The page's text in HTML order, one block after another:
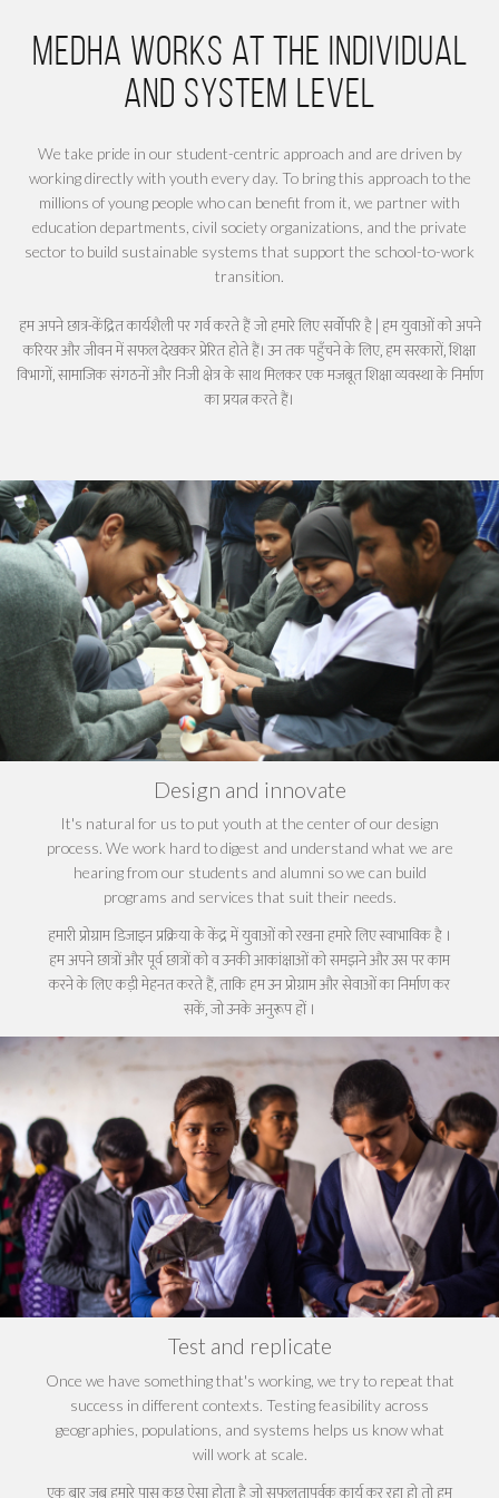
Medha works at the individual
and system level
We take pride in our student-centric approach and are driven by
working directly with youth every day. To bring this approach to the
millions of young people who can benefit from it, we partner with
education departments, civil society organizations, and the private
sector to build sustainable systems that support the school-to-work
transition.
हम अपने छात्र-केंद्रित कार्यशैली पर गर्व करते हैं जो हमारे लिए सर्वोपरि है | हम युवाओं को अपने
करियर और जीवन में सफल देखकर प्रेरित होते हैं। उन तक पहुँचने के लिए, हम सरकारों, शिक्षा
विभागों, सामाजिक संगठनों और निजी क्षेत्र के साथ मिलकर एक मजबूत शिक्षा व्यवस्था के निर्माण
का प्रयत्न करते हैं।
Design and innovate
It's natural for us to put youth at the center of our design
process. We work hard to digest and understand what we are
hearing from our students and alumni so we can build
programs and services that suit their needs.
हमारी प्रोग्राम डिजाइन प्रक्रिया के केंद्र में युवाओं को रखना हमारे लिएस्वाभाविक है ।
हम अपने छात्रों और पूर्व छात्रों को व उनकी आकांक्षाओं को समझने और उस पर काम
करने के लिए कड़ी मेहनत करते हैं,ताकि हम उन प्रोग्राम और सेवाओं का निर्माण कर
सकें,जो उनके अनुरूप हों ।
Test and replicate
Once we have something that's working, we try to repeat that
success in different contexts. Testing feasibility across
geographies, populations, and systems helps us know what
will work at scale.
एक बार जब हमारे पास कुछ ऐसा होता है जो सफलतापूर्वक कार्य कर रहा हो तो हम